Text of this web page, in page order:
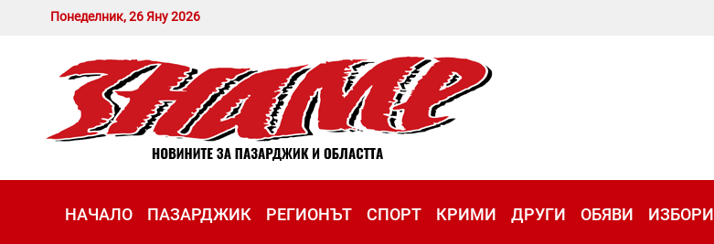
Понеделник, 26 Яну 2026
НАЧАЛО ПАЗАРДЖИК РЕГИОНЪТ СПОРТ КРИМИ ДРУГИ ОБЯВИ ИЗБОРИ